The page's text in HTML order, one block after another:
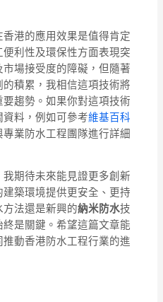
香港的應用效果是值得肯定
利性及環保性方面表現突
場接受度的障礙，但隨著
積累，我相信這項技術將
要趨勢。如果你對這項技術
資料，例如可參考維基百科
專業防水工程團隊進行詳細
期待未來能見證更多創新
築環境提供更安全、更持
方法還是新興的納米防水技
是關鍵。希望這篇文章能
動香港防水工程行業的進